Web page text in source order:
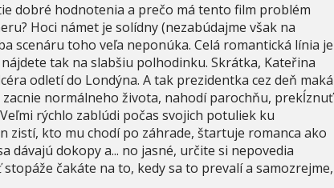
dobré hodnotenia a prečo má tento film problém
Hoci námet je solídny (nezabúdajme však na
scenáru toho veľa neponúka. Celá romantická línia je
tak na slabšiu polhodinku. Skrátka, Kateřina
odletí do Londýna. A tak prezidentka cez deň maká
normálneho života, nahodí parochňu, prekĺznuť
rýchlo zablúdi počas svojich potuliek ku
zistí, kto mu chodí po záhrade, štartuje romanca ako
dávajú dokopy a... no jasné, určite si nepovedia
čakáte na to, kedy sa to prevalí a samozrejme,